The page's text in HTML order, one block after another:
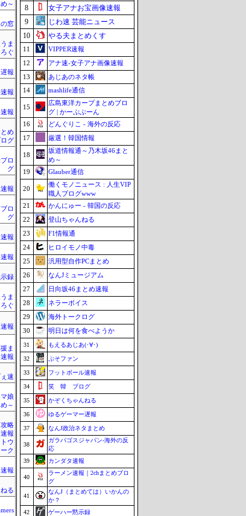
～
窓
ま
ろぐ
報
報
報
め
ログ
ロ
グ
報
ロ
グ
報
報
録
ま
ろぐ
報
ま
報
速
娘
～
略
報
ウ
ーク
報
る
8
女子アナお宝画像速報
9
じわ速 芸能ニュース
10
やる夫まとめくす
11
VIPPER速報
12
アナ速‐女子アナ画像速報
13
あじあのネタ帳
14
mashlife通信
15
広島東洋カープまとめブロ
グ | かーぷぶーん
16
どんぐりこ - 海外の反応
17
厳選！韓国情報
18
坂道情報通～乃木坂46まと
め～
19
Glauber通信
20
働くモノニュース : 人生VIP
職人ブログwww
21
かんにゅー - 韓国の反応
22
登山ちゃんねる
23
F1情報通
24
ヒロイモノ中毒
25
汎用型自作PCまとめ
26
なんJミュージアム
27
日向坂46まとめ速報
28
ネラーボイス
29
海外トークログ
30
明日は何を食べようか
31 もえるあじあ(･∀･)
32 ぷそファン
33 フットボール速報
34 笑 韓 ブログ
35 かぞくちゃんねる
36 ゆるゲーマー遅報
37 なんJ政治ネタまとめ
38
ガラパゴスジャパン-海外の反
応
39
カンダタ速報
40
ラーメン速報｜2chまとめブロ
グ
41
なんJ（まとめては）いかんの
か？
42
ゲーハー黙示録